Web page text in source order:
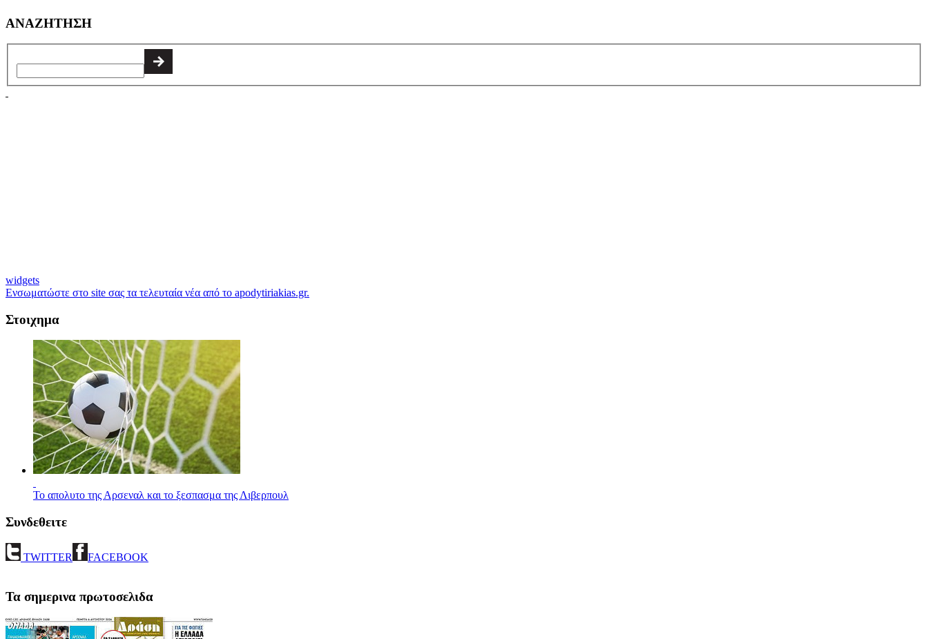
ΑΝΑΖΗΤΗΣΗ
widgets
Ενσωματώστε στο site σας τα τελευταία νέα από το apodytiriakias.gr.
Στοιχημα
Το απολυτο της Αρσεναλ και το ξεσπασμα της Λιβερπουλ
Συνδεθειτε
TWITTER FACEBOOK
Τα σημερινα πρωτοσελιδα